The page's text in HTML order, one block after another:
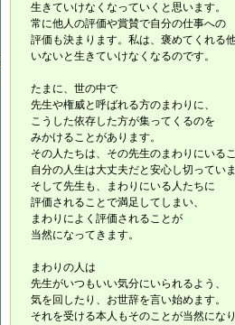
生きていけなくなっていくと思います。
常に他人の評価や賞賛で自分の仕事への
評価も決まります。私は、褒めてくれる
いないと生きていけなくなるのです。
たまに、世の中で
先生や権威と呼ばれる方のまわりに、
こうした依存した方が集ってくるのを
みかけることがあります。
その人たちは、その先生のまわりにいる
自分の人生は大丈夫だと安心し切ってい
そして先生も、まわりにいる人たちに
評価されることで満足してしまい、
まわりによく評価されることが
当然になってきます。
まわりの人は
先生がいつもいい気分にいられるよう、
気を回したり、お世辞を言い始めます。
それを受ける本人もそのことが当然にな